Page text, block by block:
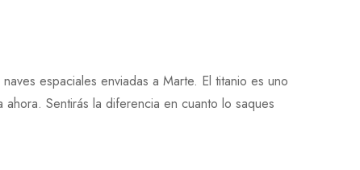
espaciales enviadas a Marte. El titanio es uno
Sentirás la diferencia en cuanto lo saques